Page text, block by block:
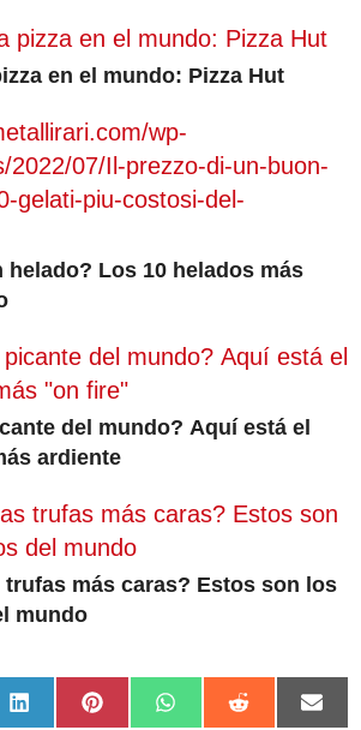
en el mundo: Pizza Hut
helado? Los 10 helados más
del mundo? Aquí está el
ardiente
trufas más caras? Estos son los
mundo
CompartirCompartirCompartirCompartir